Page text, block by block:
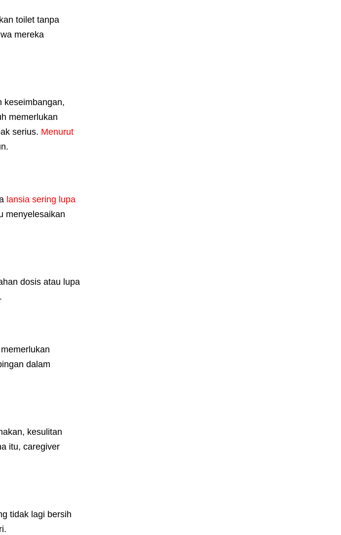
toilet tanpa
mereka
keseimbangan,
memerlukan
serius. Menurut
lansia sering lupa
menyelesaikan
dosis atau lupa
dalam
kesulitan
itu, caregiver
tidak lagi bersih